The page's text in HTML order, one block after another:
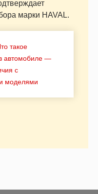
марки HAVAL.
такое
автомобиле —
с
моделями